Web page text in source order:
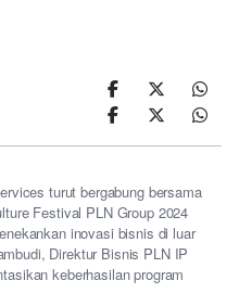
turut bergabung bersama
Festival PLN Group 2024
inovasi bisnis di luar
Direktur Bisnis PLN IP
keberhasilan program